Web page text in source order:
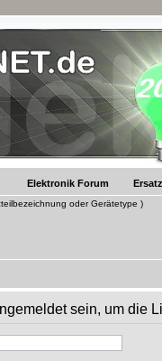
Elektronik Forum
oder Gerätetype )
sein, um die